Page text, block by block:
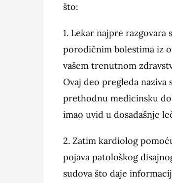
što:
1. Lekar najpre
porodičnim bolestima iz
vašem trenutnom
Ovaj deo pregleda naziva
prethodnu medicinsku
imao uvid u dosadašnje
2. Zatim kardiolog
pojava patološkog
sudova što daje